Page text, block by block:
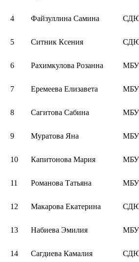
4 Файзуллина Самина
5 Ситник Ксения
6 Рахимкулова Розанна МБУ
7 Еремеева Елизавета МБУ
8 Сагитова Сабина МБУ
9 Муратова Яна МБУ
10 Капитонова Мария
11 Романова Татьяна МБУ
12 Макарова Екатерина
13 Набиева Эмилия
14 Сагдиева Камалия